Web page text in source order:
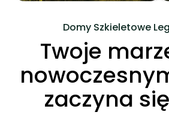
Domy Szkieletowe
Twoje
zaczyna